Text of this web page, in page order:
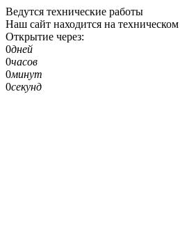
Ведутся технические работы
Наш сайт находится на
Открытие через:
0дней
0часов
0минут
0секунд